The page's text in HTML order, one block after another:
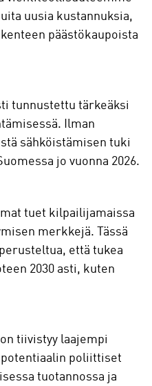
uusia kustannuksia,
päästökaupoista
tunnustettu tärkeäksi
Ilman
sähköistämisen tuki
jo vuonna 2026.
tuet kilpailijamaissa
merkkejä. Tässä
että tukea
2030 asti, kuten
tiivistyy laajempi
poliittiset
tuotannossa ja